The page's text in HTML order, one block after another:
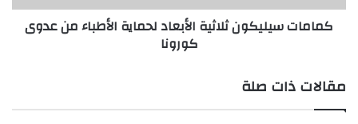
كورونا
كمامات سيليكون ثلاثية الأبعاد لحماية الأطباء من عدوى
كورونا
مقالات ذات صلة